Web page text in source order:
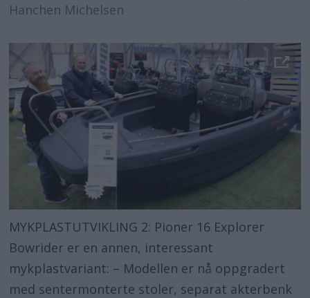
Hanchen Michelsen
MYKPLASTUTVIKLING 2: Pioner 16 Explorer
Bowrider er en annen, interessant
mykplastvariant: – Modellen er nå oppgradert
med sentermonterte stoler, separat akterbenk